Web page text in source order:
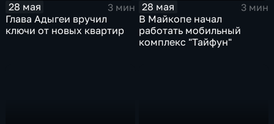
28 мая
3 мин
Глава Адыгеи вручил
ключи от новых квартир
28 мая
3 мин
В Майкопе начал
работать мобильный
комплекс "Тайфун"